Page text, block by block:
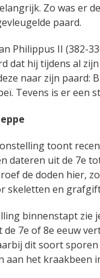
Zo was er
paard.
Philippus II (382-
dat hij tijdens al
naar zijn paard:
Tevens is er een
toont
dateren uit de 7e
de doden hier,
skeletten en
binnenstapt zie
7e of 8e eeuw
dit soort
het kraakbeen